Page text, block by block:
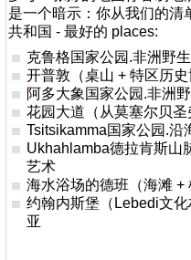
是一个暗示：你从我们的清
共和国 - 最好的 places:
克鲁格国家公园.非洲野
开普敦（桌山 + 特区历史
阿多大象国家公园.非洲
花园大道（从莫塞尔贝圣
Tsitsikamma国家公园.沿
Ukhahlamba德拉肯斯山
艺术
海水浴场的德班（海滩 +
约翰内斯堡（Lebedi文
亚